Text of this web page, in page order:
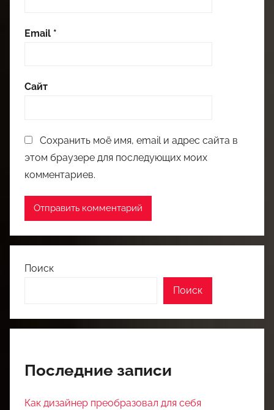
Email *
Сайт
Сохранить моё имя, email и адрес сайта в
этом браузере для последующих моих
комментариев.
Поиск
Поиск
Последние записи
Как дизайнер преобразовал для себя